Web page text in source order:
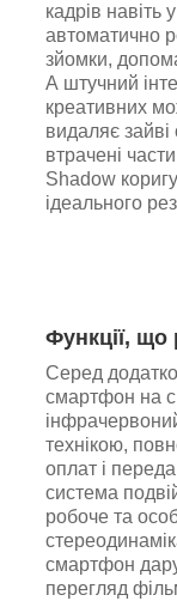
кадрів навіть
автоматично
зйомки,
А штучний
креативних
видаляє
втрачені
Shadow
ідеального
Функції,
Серед
смартфон на
технікою,
оплат і
система
робоче та
смартфон
перегляд